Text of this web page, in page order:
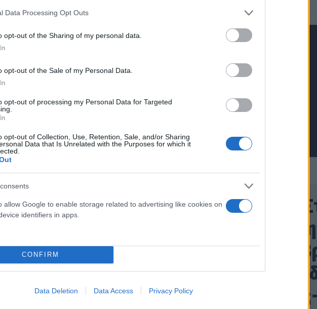
Data Processing Opt Outs
opt-out of the Sharing of my personal data.
opt-out of the Sale of my Personal Data.
opt-out of processing my Personal Data for Targeted
opt-out of Collection, Use, Retention, Sale, and/or Sharing
Data that Is Unrelated with the Purposes for which it
allow Google to enable storage related to advertising like cookies on
identifiers in apps.
CONFIRM
Data Deletion Data Access Privacy Policy
μην μένεις στο σκοτάδι... ακολούθησε το Flash.gr
Marfin:
από τη